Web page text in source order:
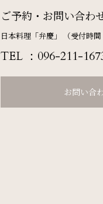
ご予約・お問い合わ
日本料理「弁慶」 （受付時間
TEL ： 096-211-
お問い合